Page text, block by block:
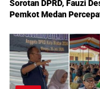
Sorotan DPRD, Fauzi
Pemkot Medan